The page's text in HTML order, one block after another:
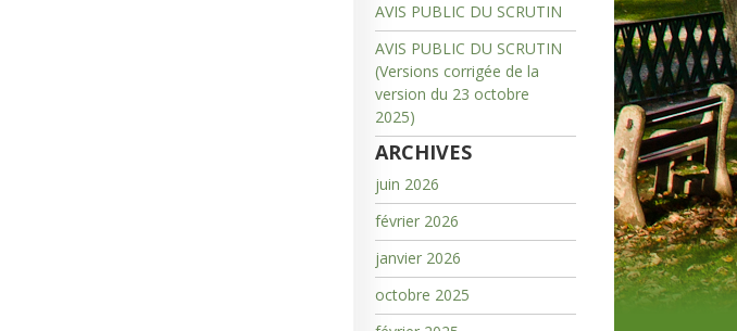
AVIS PUBLIC DU SCRUTIN
AVIS PUBLIC DU SCRUTIN
(Versions corrigée de la
version du 23 octobre
2025)
ARCHIVES
juin 2026
février 2026
janvier 2026
octobre 2025